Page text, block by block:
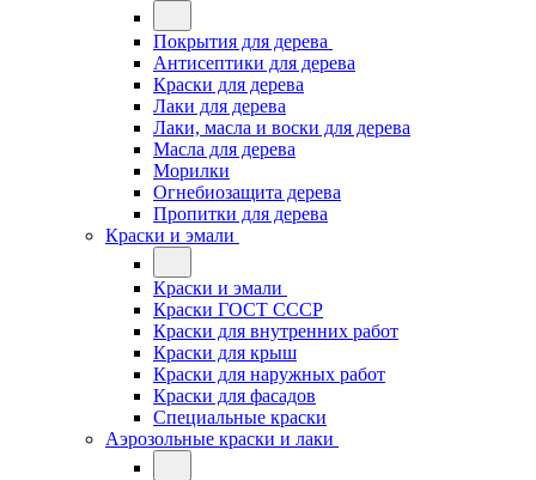
Покрытия для дерева
Антисептики для дерева
Краски для дерева
Лаки для дерева
Лаки, масла и воски для дерева
Масла для дерева
Морилки
Огнебиозащита дерева
Пропитки для дерева
Краски и эмали
Краски и эмали
Краски ГОСТ СССР
Краски для внутренних работ
Краски для крыш
Краски для наружных работ
Краски для фасадов
Специальные краски
Аэрозольные краски и лаки